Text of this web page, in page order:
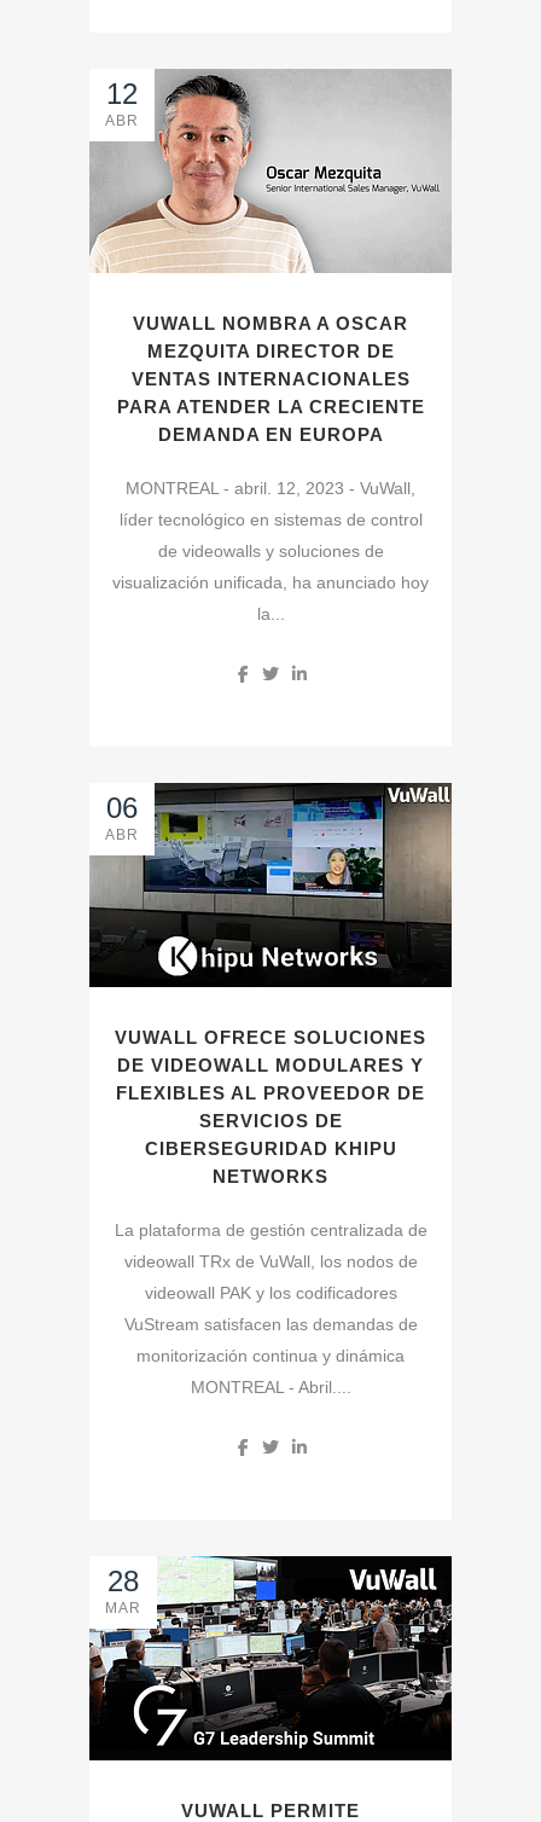
12
ABR
VUWALL NOMBRA A OSCAR
MEZQUITA DIRECTOR DE
VENTAS INTERNACIONALES
PARA ATENDER LA CRECIENTE
DEMANDA EN EUROPA
MONTREAL - abril. 12, 2023 - VuWall,
líder tecnológico en sistemas de control
de videowalls y soluciones de
visualización unificada, ha anunciado hoy
la...
06
ABR
VUWALL OFRECE SOLUCIONES
DE VIDEOWALL MODULARES Y
FLEXIBLES AL PROVEEDOR DE
SERVICIOS DE
CIBERSEGURIDAD KHIPU
NETWORKS
La plataforma de gestión centralizada de
videowall TRx de VuWall, los nodos de
videowall PAK y los codificadores
VuStream satisfacen las demandas de
monitorización continua y dinámica
MONTREAL - Abril....
28
MAR
VUWALL PERMITE